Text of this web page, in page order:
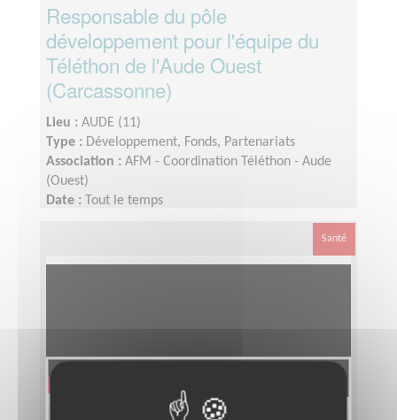
Responsable du pôle
développement pour l'équipe du
Téléthon de l'Aude Ouest
(Carcassonne)
Lieu : AUDE (11)
Type : Développement, Fonds, Partenariats
Association : AFM - Coordination Téléthon - Aude
(Ouest)
Date :
Tout le temps
Le temps consacré à
votre mission s’adapte à votre disponibilité, mais la
sollicitation est plus importante de Septembre à
Santé